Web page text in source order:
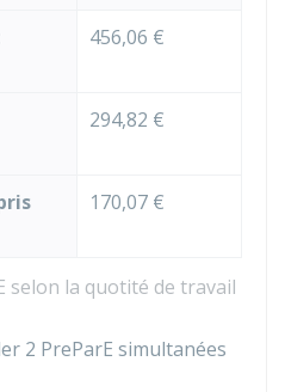
selon la quotité de travail
456,06 €
294,82 €
170,07 €
2 PreParE simultanées